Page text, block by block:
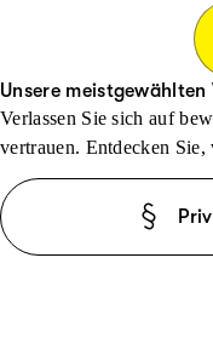
Unsere meistgewählten
Verlassen Sie sich auf
vertrauen. Entdecken